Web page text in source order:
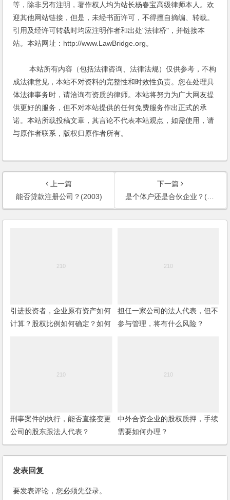
等，除非另有注明，著作权人均为站长杨春宝高级律师本人。欢
迎其他网站链接，但是，未经书面许可，不得擅自摘编、转载。
引用及经许可转载时均应注明作者和出处"法律桥"，并链接本
站。本站网址：http://www.LawBridge.org。
本站所有内容（包括法律咨询、法律法规）仅供参考，不构
成法律意见，本站不对资料的完整性和时效性负责。您在处理具
体法律事务时，请洽询有资质的律师。本站将努力为广大网友提
供更好的服务，但不对本站提供的任何免费服务作出正式的承
诺。本站所载投稿文章，其言论不代表本站观点，如需使用，请
与原作者联系，版权归原作者所有。
上一篇
能否贷款注册公司？(2003)
下一篇
是个体户还是合伙企业？(2003)
引进投资者，企业原有资产如何
计算？股权比例如何确定？如何
担任一家公司的法人代表，但不
参与管理，将有什么风险？
刑事案件的执行，能否直接变更
公司的股东跟法人代表？
中外合资企业的股权质押，手续
需要如何办理？
发表回复
要发表评论，您必须先登录。